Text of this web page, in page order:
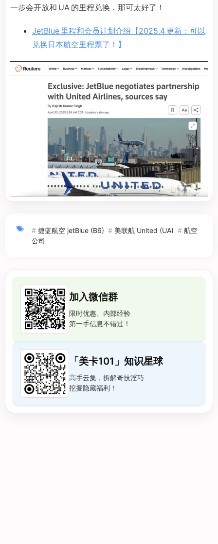
一步会开放和 UA 的里程兑换，那可太好了！
JetBlue 里程和会员计划介绍【2025.4 更新：可以
兑换日本航空里程票了！】
# 捷蓝航空 jetBlue (B6) # 美联航 United (UA) # 航空
公司
加入微信群
限时优惠、内部经验
第一手信息不错过！
「美卡101」知识星球
高手云集，拆解奇技淫巧
挖掘隐藏福利！